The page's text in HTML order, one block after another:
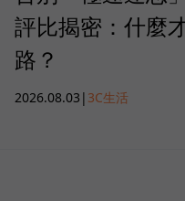
評比揭密：什麼
路？
2026.08.03 | 3C生活